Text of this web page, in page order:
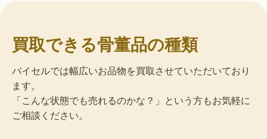
買取できる骨董品の種類
バイセルでは幅広いお品物を買取させていただいており
ます。
「こんな状態でも売れるのかな？」という方もお気軽に
ご相談ください。